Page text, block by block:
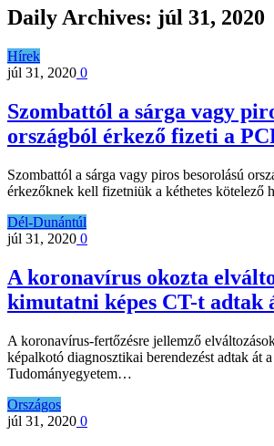
Daily Archives: júl 31, 2020
Hírek
júl 31, 2020 0
Szombattól a sárga vagy
országból érkező fizeti a
Szombattól a sárga vagy piros besorolású
érkezőknek kell fizetniük a kéthetes kötelező
Dél-Dunántúl
júl 31, 2020 0
A koronavírus okozta
kimutatni képes CT-t adtak
A koronavírus-fertőzésre jellemző
képalkotó diagnosztikai berendezést adtak át a
Tudományegyetem…
Országos
júl 31, 2020 0